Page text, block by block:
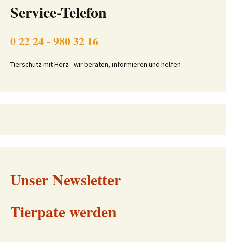
Service-Telefon
0 22 24 - 980 32 16
Tierschutz mit Herz - wir beraten, informieren und helfen
Unser Newsletter
Tierpate werden